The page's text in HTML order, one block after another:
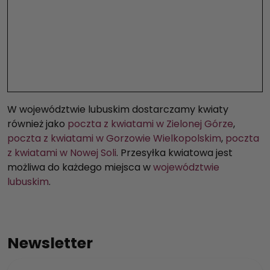
W województwie lubuskim dostarczamy kwiaty
również jako poczta z kwiatami w Zielonej Górze,
poczta z kwiatami w Gorzowie Wielkopolskim, poczta
z kwiatami w Nowej Soli. Przesyłka kwiatowa jest
możliwa do każdego miejsca wwojewództwie
lubuskim.
Newsletter